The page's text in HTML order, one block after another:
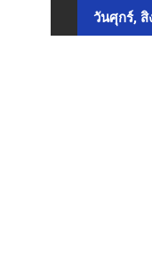
to
วันศุกร์, สิ